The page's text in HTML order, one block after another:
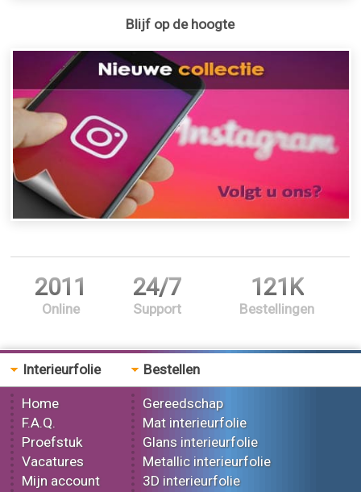
Blijf op de hoogte
2011
Online
24/7
Support
121K
Bestellingen
Interieurfolie
Home
F.A.Q.
Proefstuk
Vacatures
Mijn account
Bestellen
Gereedschap
Mat interieurfolie
Glans interieurfolie
Metallic interieurfolie
3D interieurfolie